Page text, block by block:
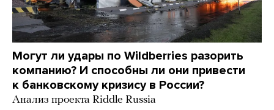
Могут ли удары по Wildberries разорить
компанию? И способны ли они привести
к банковскому кризису в России?
Анализ проекта Riddle Russia